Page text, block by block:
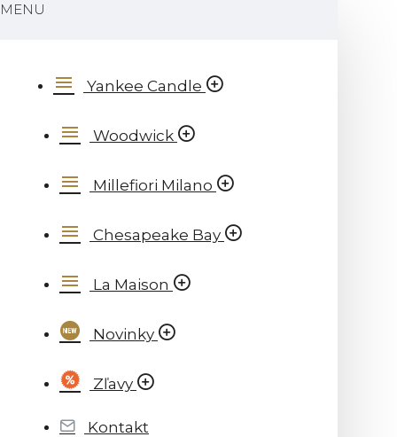
MENU
Yankee Candle
Woodwick
Millefiori Milano
Chesapeake Bay
La Maison
Novinky
Zľavy
Kontakt